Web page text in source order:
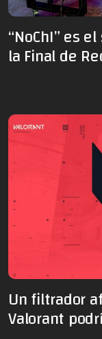
“NoChI” es
la Final de
Un filtrador
Valorant